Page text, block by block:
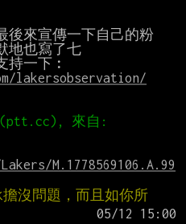
後來宣傳一下自己的粉
地也寫了七
lakersobservation/
(ptt.cc), 來自:
M.1778569106.A.99
沒問題，而且如你所